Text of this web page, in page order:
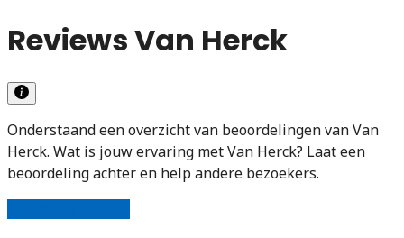
Reviews Van Herck
Onderstaand een overzicht van beoordelingen van Van
Herck. Wat is jouw ervaring met Van Herck? Laat een
beoordeling achter en help andere bezoekers.